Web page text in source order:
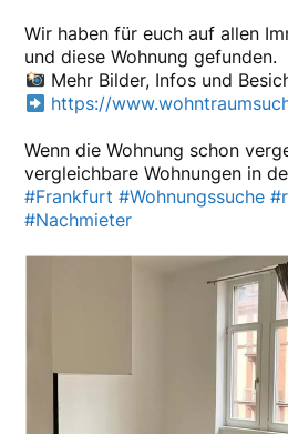
Wir haben für euch auf allen
und diese Wohnung gefunden.
Mehr Bilder, Infos und
https://
Wenn die Wohnung schon
vergleichbare Wohnungen in
#Frankfurt #Wohnungssuche
#Nachmieter